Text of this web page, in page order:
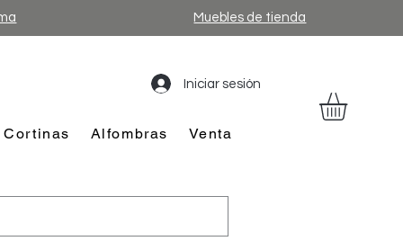
Muebles de tienda
Iniciar sesión
Cortinas Alfombras Venta